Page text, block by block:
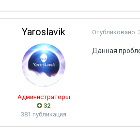
Yaroslavik
Администраторы
32
381 публикация
Опубликовано:
Данная